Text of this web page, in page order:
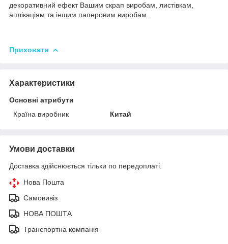
декоративний ефект Вашим скрап виробам, листівкам,
аплікаціям та іншим паперовим виробам.
Приховати
Характеристики
Основні атрибути
Країна виробник
Китай
Умови доставки
Доставка здійснюється тільки по передоплаті.
Нова Пошта
Самовивіз
НОВА ПОШТА
Транспортна компанія